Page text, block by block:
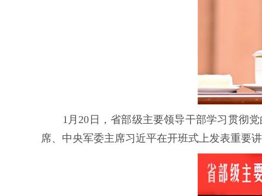
1月20日，省部级主要领导干部学习贯彻党
席、中央军委主席习近平在开班式上发表重要